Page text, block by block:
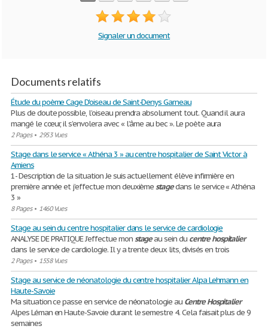
Signaler un document
Documents relatifs
Étude du poème Cage D'oiseau de Saint-Denys Garneau
Plus de doute possible, l’oiseau prendra absolument tout. Quand il aura
mangé le cœur, il s’envolera avec « l’âme au bec ». Le poète aura
2 Pages• 2953 Vues
Stage dans le service « Athéna 3 » au centre hospitalier de Saint Victor à
Amiens
1- Description de la situation Je suis actuellement élève infirmière en
première année et j’effectue mon deuxièmestagedans le service « Athéna
3 »
8 Pages• 1460 Vues
Stage au sein du centre hospitalier dans le service de cardiologie
ANALYSE DE PRATIQUE J’effectue monstageau sein ducentre hospitalier
dans le service de cardiologie. Il y a trente deux lits, divisés en trois
2 Pages• 1558 Vues
Stage au service de néonatologie du centre hospitalier Alpa Lehmann en
Haute-Savoie
Ma situation ce passe en service de néonatologie auCentre Hospitalier
Alpes Léman en Haute-Savoie durant le semestre 4. Cela faisait plus de 9
semaines